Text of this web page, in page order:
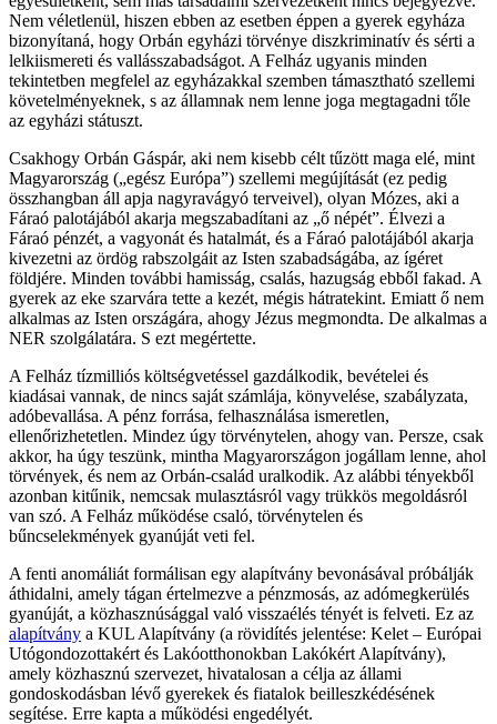
Nem véletlenül, hiszen ebben az esetben éppen a gyerek egyháza
bizonyítaná, hogy Orbán egyházi törvénye diszkriminatív és sérti a
lelkiismereti és vallásszabadságot. A Felház ugyanis minden
tekintetben megfelel az egyházakkal szemben támasztható szellemi
követelményeknek, s az államnak nem lenne joga megtagadni tőle
az egyházi státuszt.
Csakhogy Orbán Gáspár, aki nem kisebb célt tűzött maga elé, mint
Magyarország („egész Európa”) szellemi megújítását (ez pedig
összhangban áll apja nagyravágyó terveivel), olyan Mózes, aki a
Fáraó palotájából akarja megszabadítani az „ő népét”. Élvezi a
Fáraó pénzét, a vagyonát és hatalmát, és a Fáraó palotájából akarja
kivezetni az ördög rabszolgáit az Isten szabadságába, az ígéret
földjére. Minden további hamisság, csalás, hazugság ebből fakad. A
gyerek az eke szarvára tette a kezét, mégis hátratekint. Emiatt ő nem
alkalmas az Isten országára, ahogy Jézus megmondta. De alkalmas a
NER szolgálatára. S ezt megértette.
A Felház tízmilliós költségvetéssel gazdálkodik, bevételei és
kiadásai vannak, de nincs saját számlája, könyvelése, szabályzata,
adóbevallása. A pénz forrása, felhasználása ismeretlen,
ellenőrizhetetlen. Mindez úgy törvénytelen, ahogy van. Persze, csak
akkor, ha úgy teszünk, mintha Magyarországon jogállam lenne, ahol
törvények, és nem az Orbán-család uralkodik. Az alábbi tényekből
azonban kitűnik, nemcsak mulasztásról vagy trükkös megoldásról
van szó. A Felház működése csaló, törvénytelen és
bűncselekmények gyanúját veti fel.
A fenti anomáliát formálisan egy alapítvány bevonásával próbálják
áthidalni, amely tágan értelmezve a pénzmosás, az adómegkerülés
gyanúját, a közhasznúsággal való visszaélés tényét is felveti. Ez az
alapítvány a KUL Alapítvány (a rövidítés jelentése: Kelet – Európai
Utógondozottakért és Lakóotthonokban Lakókért Alapítvány),
amely közhasznú szervezet, hivatalosan a célja az állami
gondoskodásban lévő gyerekek és fiatalok beilleszkédésének
segítése. Erre kapta a működési engedélyét.